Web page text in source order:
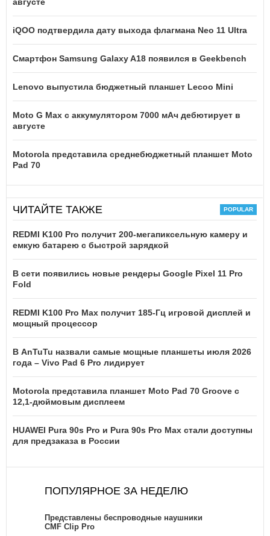
iQOO подтвердила дату выхода флагмана Neo 11 Ultra
Смартфон Samsung Galaxy A18 появился в Geekbench
Lenovo выпустила бюджетный планшет Lecoo Mini
Moto G Max с аккумулятором 7000 мАч дебютирует в
августе
Motorola представила среднебюджетный планшет Moto
Pad 70
ЧИТАЙТЕ ТАКЖЕ
REDMI K100 Pro получит 200-мегапиксельную камеру и
емкую батарею с быстрой зарядкой
В сети появились новые рендеры Google Pixel 11 Pro
Fold
REDMI K100 Pro Max получит 185-Гц игровой дисплей и
мощный процессор
В AnTuTu назвали самые мощные планшеты июля 2026
года – Vivo Pad 6 Pro лидирует
Motorola представила планшет Moto Pad 70 Groove с
12,1-дюймовым дисплеем
HUAWEI Pura 90s Pro и Pura 90s Pro Max стали доступны
для предзаказа в России
ПОПУЛЯРНОЕ ЗА НЕДЕЛЮ
Представлены беспроводные наушники
CMF Clip Pro